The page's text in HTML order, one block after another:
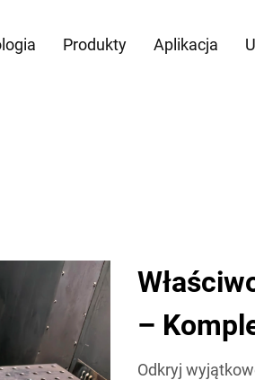
Produkty Aplikacja
–
Odkryj